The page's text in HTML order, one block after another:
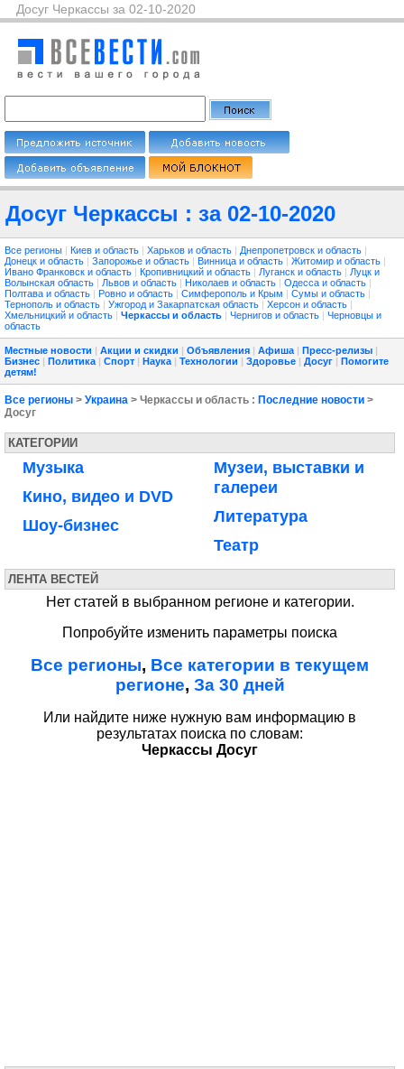
Досуг Черкассы за 02-10-2020
Досуг Черкассы : за 02-10-2020
Все регионы | Киев и область | Харьков и область | Днепропетровск и область |
Донецк и область | Запорожье и область | Винница и область | Житомир и область |
Ивано Франковск и область | Кропивницкий и область | Луганск и область | Луцк и
Волынская область | Львов и область | Николаев и область | Одесса и область |
Полтава и область | Ровно и область | Симферополь и Крым | Сумы и область |
Тернополь и область | Ужгород и Закарпатская область | Херсон и область |
Хмельницкий и область | Черкассы и область | Чернигов и область | Черновцы и
область
Местные новости | Акции и скидки | Объявления | Афиша | Пресс-релизы |
Бизнес | Политика | Спорт | Наука | Технологии | Здоровье | Досуг | Помогите
детям!
Все регионы > Украина > Черкассы и область : Последние новости >
Досуг
КАТЕГОРИИ
Музыка
Кино, видео и DVD
Шоу-бизнес
Музеи, выставки и
галереи
Литература
Театр
ЛЕНТА ВЕСТЕЙ
Нет статей в выбранном регионе и категории.
Попробуйте изменить параметры поиска
Все регионы, Все категории в текущем
регионе, За 30 дней
Или найдите ниже нужную вам информацию в
результатах поиска по словам:
Черкассы Досуг